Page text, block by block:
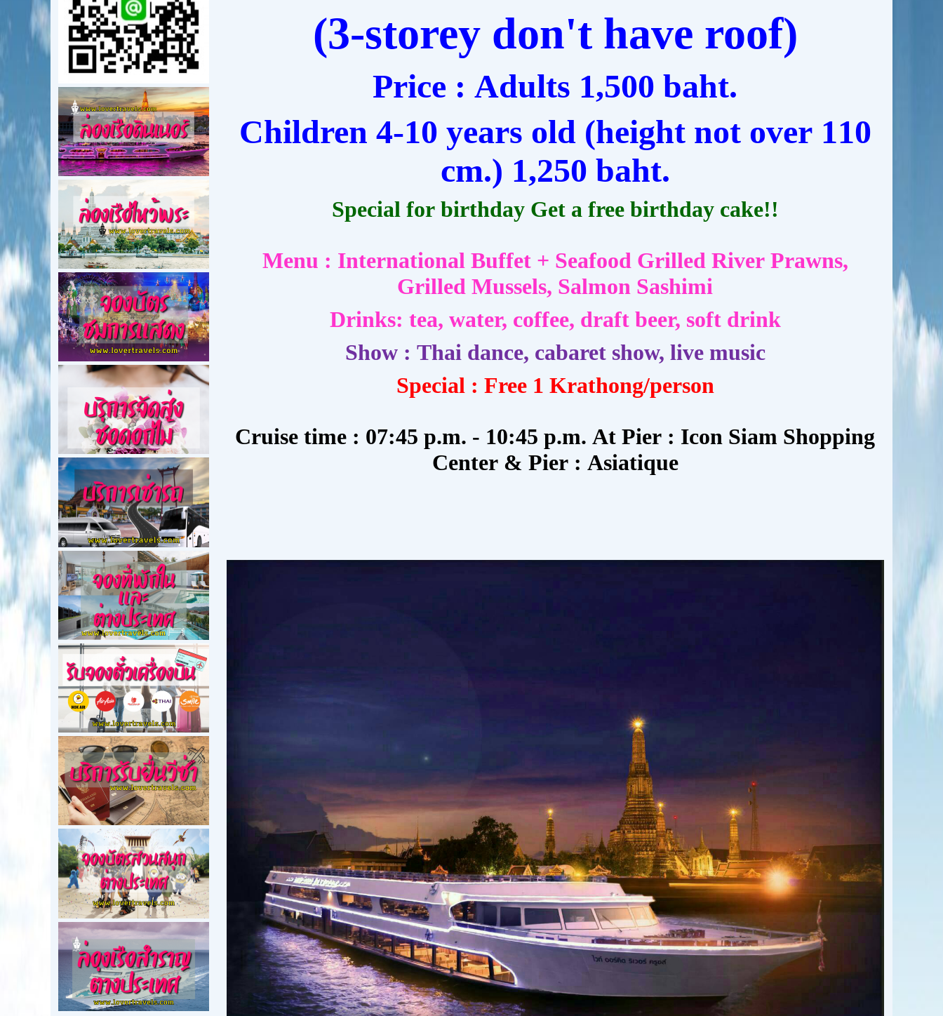
(3-storey don't have roof)
Price : Adults 1,500 baht.
Children 4-10 years old (height not over 110
cm.) 1,250 baht.
Special for birthday Get a free birthday cake!!
Menu : International Buffet + Seafood Grilled River Prawns,
Grilled Mussels, Salmon Sashimi
Drinks: tea, water, coffee, draft beer, soft drink
Show : Thai dance, cabaret show, live music
Special : Free 1 Krathong/person
Cruise time : 07:45 p.m. - 10:45 p.m. AtPier : Icon Siam Shopping
Center & Pier : Asiatique